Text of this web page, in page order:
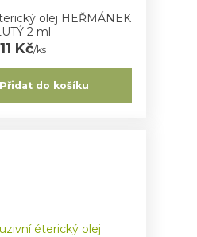
olej HEŘMÁNEK
2 ml
Kč/ks
Přidat do košíku